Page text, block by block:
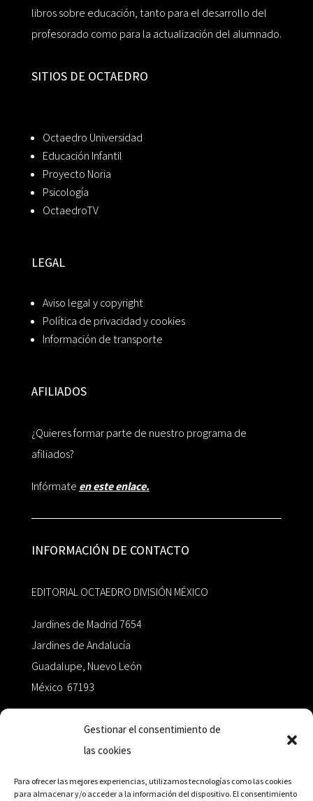
Gestionar el consentimiento de
las cookies
Para ofrecer las mejores experiencias, utilizamos tecnologías como las cookies
para almacenar y/o acceder a la información del dispositivo. El consentimiento
libros sobre educación, tanto para el desarrollo del
profesorado como para la actualización del alumnado.
SITIOS DE OCTAEDRO
Octaedro Universidad
Educación Infantil
Proyecto Noria
Psicología
OctaedroTV
LEGAL
Aviso legal y copyright
Política de privacidad y cookies
Información de transporte
AFILIADOS
¿Quieres formar parte de nuestro programa de
afiliados?
Infórmate en este enlace.
INFORMACIÓN DE CONTACTO
EDITORIAL OCTAEDRO DIVISIÓN MÉXICO
Jardines de Madrid 7654
Jardines de Andalucía
Guadalupe, Nuevo León
México 67193
+52 811.499.5638